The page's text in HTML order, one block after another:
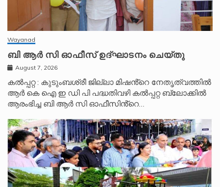
Wayanad
ബി ആർ സി ഓഫീസ് ഉദ്ഘാടനം ചെയ്തു
August 7, 2026
കൽപ്പറ്റ : കുടുംബശ്രീ ജില്ലാ മിഷൻ്റെ നേതൃത്വത്തിൽ
ആർ കെ ഐ ഇ ഡി പി പദ്ധതിവഴി കൽപ്പറ്റ ബ്ലോക്കിൽ
ആരംഭിച്ച ബി ആർ സി ഓഫീസിൻ്റെ…